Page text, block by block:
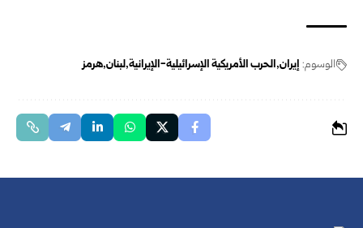
الوسوم: إيران الحرب الأمريكية الإسرائيلية-الإيرانية لبنان هرمز